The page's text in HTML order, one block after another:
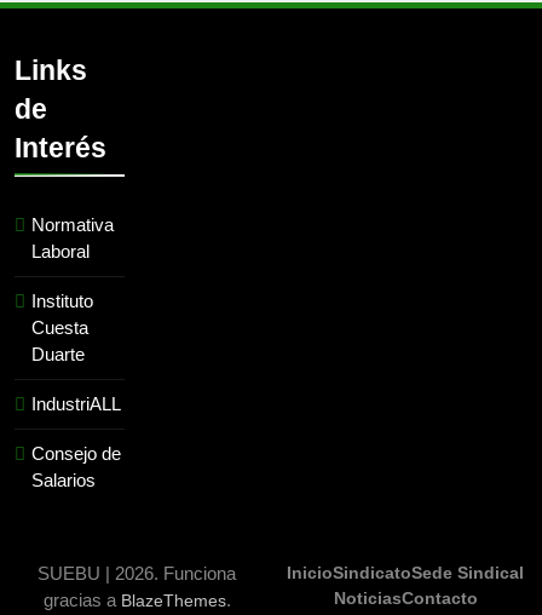
Links
de
Interés
Normativa
Laboral
Instituto
Cuesta
Duarte
IndustriALL
Consejo de
Salarios
SUEBU | 2026. Funciona
gracias a BlazeThemes.
InicioSindicatoSede Sindical
NoticiasContacto